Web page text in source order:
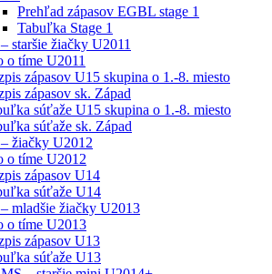
Prehľad zápasov EGBL stage 1
Tabuľka Stage 1
staršie žiačky U2011
o tíme U2011
zápasov U15 skupina o 1.-8. miesto
zápasov sk. Západ
súťaže U15 skupina o 1.-8. miesto
súťaže sk. Západ
žiačky U2012
o tíme U2012
zápasov U14
súťaže U14
mladšie žiačky U2013
o tíme U2013
zápasov U13
súťaže U13